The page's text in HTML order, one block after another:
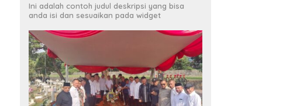
Ini adalah contoh judul deskripsi yang bisa
anda isi dan sesuaikan pada widget